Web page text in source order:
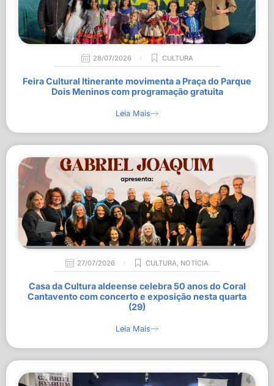
28/07/2026 CULTURA
Feira Cultural Itinerante movimenta a Praça do Parque
Dois Meninos com programação gratuita
Leia Mais
27/07/2026 CULTURA, NOTÍCIA
Casa da Cultura aldeense celebra 50 anos do Coral
Cantavento com concerto e exposição nesta quarta
(29)
Leia Mais